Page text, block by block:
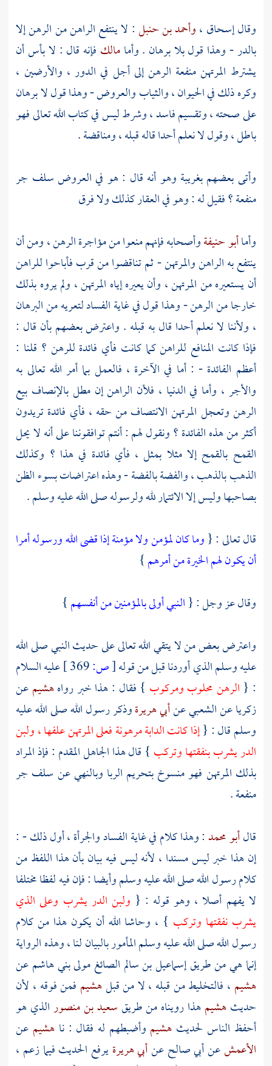
وقالإسحاق ،وأحمد بن حنبل: لا ينتفع الراهن من الرهن إلا
بالدر - وهذا قول بلا برهان . وأمامالك فإنه قال : لا بأس أن
يشترط المرتهن منفعة الرهن إلى أجل في الدور ، والأرضين ،
وكره ذلك في الحيوان ، والثياب والعروض - وهذا قول لا برهان
على صحته ، وتقسيم فاسد ، وشرط ليس في كتاب الله تعالى فهو
باطل ، وقول لا نعلم أحدا قاله قبله ، ومناقضة .
وأتى بعضهم بغريبة وهو أنه قال : هو في العروض سلف جر
منفعة ؟ فقيل له : وهو في العقار كذلك ولا فرق
وأماأبو حنيفةوأصحابه فإنهم منعوا من مؤاجرة الرهن ، ومن أن
ينتفع به الراهن والمرتهن - ثم تناقضوا من قرب فأباحوا للراهن
أن يستعيره من المرتهن ، وأن يعيره إياه المرتهن ، ولم يروه بذلك
خارجا من الرهن - وهذا قول في غاية الفساد لتعريه من البرهان
، ولأننا لا نعلم أحدا قال به قبله . واعترض بعضهم بأن قال :
فإذا كانت المنافع للراهن كما كانت فأي فائدة للرهن ؟ قلنا :
أعظم الفائدة - : أما في الآخرة ، فالعمل بما أمر الله تعالى به
والأجر ، وأما في الدنيا ، فلأن الراهن إن مطل بالإنصاف بيع
الرهن وتعجل المرتهن الانتصاف من حقه ، فأي فائدة تريدون
أكثر من هذه الفائدة ؟ ونقول لهم : أنتم توافقوننا على أنه لا يحل
القمح بالقمح إلا مثلا بمثل ، فأي فائدة في هذا ؟ وكذلك
الذهب بالذهب ، والفضة بالفضة - وهذه اعتراضات بسوء الظن
بصاحبها وليس إلا الائتمار لله ولرسوله صلى الله عليه وسلم .
قال تعالى : {وما كان لمؤمن ولا مؤمنة إذا قضى الله ورسوله أمرا
أن يكون لهم الخيرة من أمرهم}
وقال عز وجل : {النبي أولى بالمؤمنين من أنفسهم}
واعترض بعض من لا يتقي الله تعالى على حديث النبي صلى الله
عليه وسلم الذي أوردنا قبل من قوله[ص:
عليه السلام
: { الرهن محلوب ومركوب } فقال : هذا خبر رواههشيمعن
زكرياعنالشعبيعنأبي هريرةوذكر رسول الله صلى الله عليه
وسلم قال : {إذا كانت الدابة مرهونة فعلى المرتهن علفها ، ولبن
الدر يشرب بنفقتها وتركب } قال هذا الجاهل المقدم : فإذ المراد
بذلك المرتهن فهو منسوخ بتحريم الربا وبالنهي عن سلف جر
منفعة .
قالأبو محمد: وهذا كلام في غاية الفساد والجرأة ، أول ذلك - :
إن هذا خبر ليس مسندا ، لأنه ليس فيه بيان بأن هذا اللفظ من
كلام رسول الله صلى الله عليه وسلم وأيضا : فإن فيه لفظا مختلفا
لا يفهم أصلا ، وهو قوله : { ولبن الدر يشرب وعلى الذي
يشرب نفقتها وتركب } ، وحاشا الله أن يكون هذا من كلام
رسول الله صلى الله عليه وسلم المأمور بالبيان لنا ، وهذه الرواية
إنما هي من طريقإسماعيل بن سالم الصائغمولىبني هاشمعن
هشيم ، فالتخليط من قبله ، لا من قبلهشيم فمن فوقه ، لأن
حديثهشيمهذا رويناه من طريقسعيد بن منصورالذي هو
أحفظ الناس لحديث هشيم وأضبطهم له فقال : نا هشيم عن
الأعمشعنأبي صالحعنأبي هريرةيرفع الحديث فيما زعم ،